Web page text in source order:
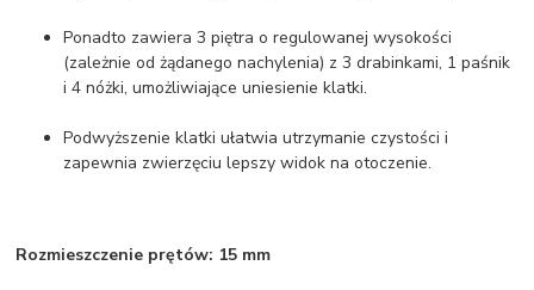
Ponadto zawiera 3 piętra o regulowanej wysokości
(zależnie od żądanego nachylenia) z 3 drabinkami, 1 paśnik
i 4 nóżki, umożliwiające uniesienie klatki.
Podwyższenie klatki ułatwia utrzymanie czystości i
zapewnia zwierzęciu lepszy widok na otoczenie.
Rozmieszczenie prętów: 15 mm